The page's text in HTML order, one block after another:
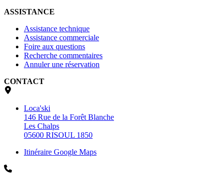
ASSISTANCE
Assistance technique
Assistance commerciale
Foire aux questions
Recherche commentaires
Annuler une réservation
CONTACT
Loca'ski
146 Rue de la Forêt Blanche
Les Chalps
05600 RISOUL 1850
Itinéraire Google Maps